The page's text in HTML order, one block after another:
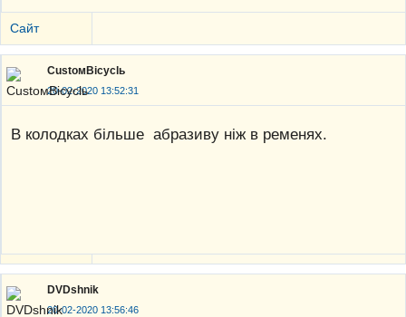
Сайт
CustoмBicyclь
20-02-2020 13:52:31
В колодках більше абразиву ніж в ременях.
DVDshnik
20-02-2020 13:56:46